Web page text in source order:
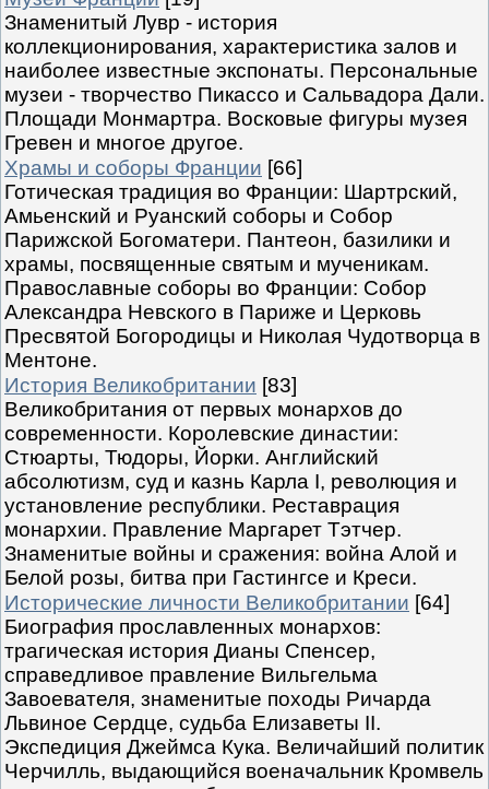
Знаменитый Лувр - история
коллекционирования, характеристика залов и
наиболее известные экспонаты. Персональные
музеи - творчество Пикассо и Сальвадора Дали.
Площади Монмартра. Восковые фигуры музея
Гревен и многое другое.
Храмы и соборы Франции [66]
Готическая традиция во Франции: Шартрский,
Амьенский и Руанский соборы и Собор
Парижской Богоматери. Пантеон, базилики и
храмы, посвященные святым и мученикам.
Православные соборы во Франции: Собор
Александра Невского в Париже и Церковь
Пресвятой Богородицы и Николая Чудотворца в
Ментоне.
История Великобритании [83]
Великобритания от первых монархов до
современности. Королевские династии:
Стюарты, Тюдоры, Йорки. Английский
абсолютизм, суд и казнь Карла I, революция и
установление республики. Реставрация
монархии. Правление Маргарет Тэтчер.
Знаменитые войны и сражения: война Алой и
Белой розы, битва при Гастингсе и Креси.
Исторические личности Великобритании [64]
Биография прославленных монархов:
трагическая история Дианы Спенсер,
справедливое правление Вильгельма
Завоевателя, знаменитые походы Ричарда
Львиное Сердце, судьба Елизаветы II.
Экспедиция Джеймса Кука. Величайший политик
Черчилль, выдающийся военачальник Кромвель